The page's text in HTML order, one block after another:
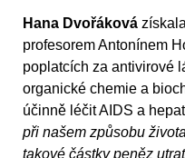
Hana Dvořáková
profesorem Antonínem
poplatcích za antivirové
organické chemie a
účinně léčit AIDS a
při našem způsobu
takové částky peněz